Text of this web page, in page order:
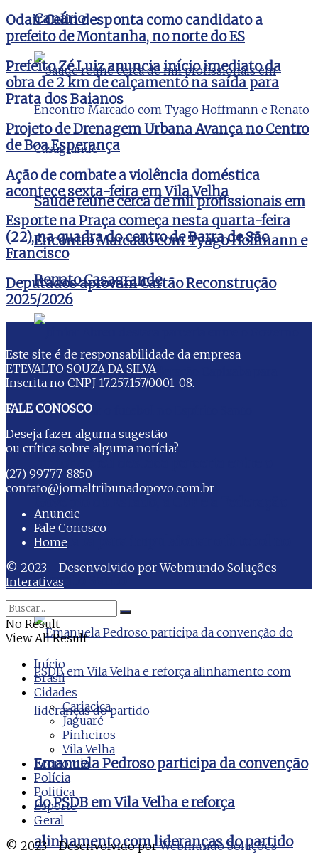
Canário
Saúde reúne cerca de mil profissionais em
Encontro Marcado com Tyago Hoffmann e
Renato Casagrande
Capixaba para impulsionar o futebol no
Espírito Santo
Emanuela Pedroso participa da convenção
do PSDB em Vila Velha e reforça
alinhamento com lideranças do partido
Odair Celin desponta como candidato a
prefeito de Montanha, no norte do ES
Prefeito Zé Luiz anuncia início imediato da
obra de 2 km de calçamento na saída para
Prata dos Baianos
Projeto de Drenagem Urbana Avança no Centro
de Boa Esperança
Ação de combate a violência doméstica
acontece sexta-feira em Vila Velha
Esporte na Praça começa nesta quarta-feira
(22), na quadra do centro de Barra de São
Francisco
Deputados aprovam Cartão Reconstrução
2025/2026
Este site é de responsabilidade da empresa
ETEVALTO SOUZA DA SILVA
Inscrita no CNPJ 17.257.157/0001-08.
FALE CONOSCO
Deseja fazer alguma sugestão
ou crítica sobre alguma notícia?
(27) 99777-8850
contato@jornaltribunadopovo.com.br
Anuncie
Fale Conosco
Home
© 2023 - Desenvolvido porWebmundo Soluções
Interativas
No Result
View All Result
Início
Brasil
Cidades
Cariacica
Jaguaré
Pinheiros
Vila Velha
Economia
Polícia
Politica
Esporte
Geral
© 2023 - Desenvolvido porWebmundo Soluções